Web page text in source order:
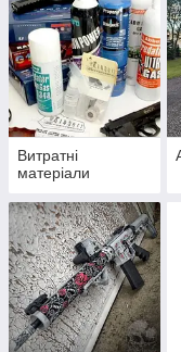
Витратні
матеріали